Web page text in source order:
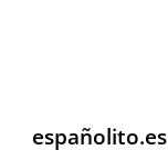
españolito.es